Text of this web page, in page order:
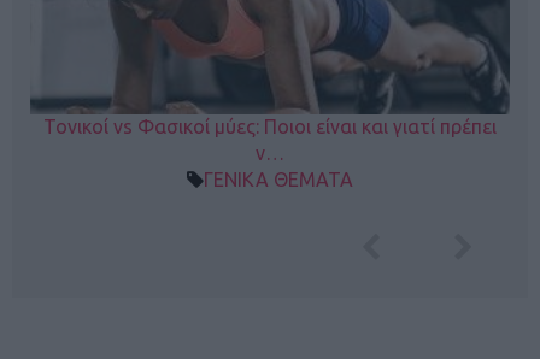
Τονικοί vs Φασικοί μύες: Ποιοι είναι και γιατί πρέπει
ν…
ΓΕΝΙΚΑ ΘΕΜΑΤΑ